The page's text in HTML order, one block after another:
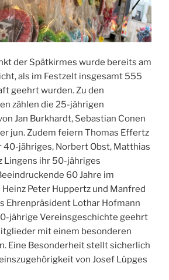
der Spätkirmes wurde bereits am
als im Festzelt insgesamt 555
geehrt wurden. Zu den
zählen die 25-jährigen
Jan Burkhardt, Sebastian Conen
jun. Zudem feiern Thomas Effertz
40-jähriges, Norbert Obst, Matthias
Lingens ihr 50-jähriges
60 Jahre im
Peter Huppertz und Manfred
Ehrenpräsident Lothar Hofmann
jährige Vereinsgeschichte geehrt
mit einem besonderen
Eine Besonderheit stellt sicherlich
von Josef Lüpges